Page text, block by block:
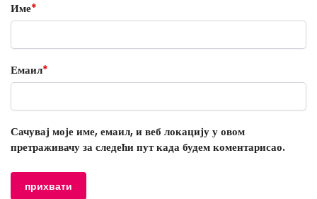
Име*
Емаил*
Сачувај моје име, емаил, и веб локацију у овом
претраживачу за следећи пут када будем коментарисао.